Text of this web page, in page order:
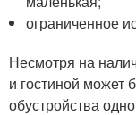
ограниченное
Несмотря на
и гостиной может
обустройства